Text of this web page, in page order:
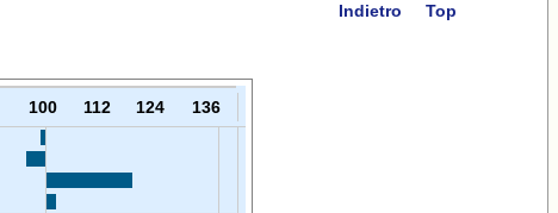
Indietro Top
100 112 124
136